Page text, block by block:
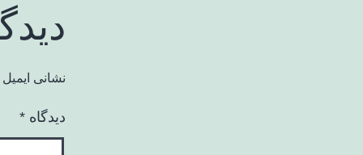
نشانی
دیدگاه *